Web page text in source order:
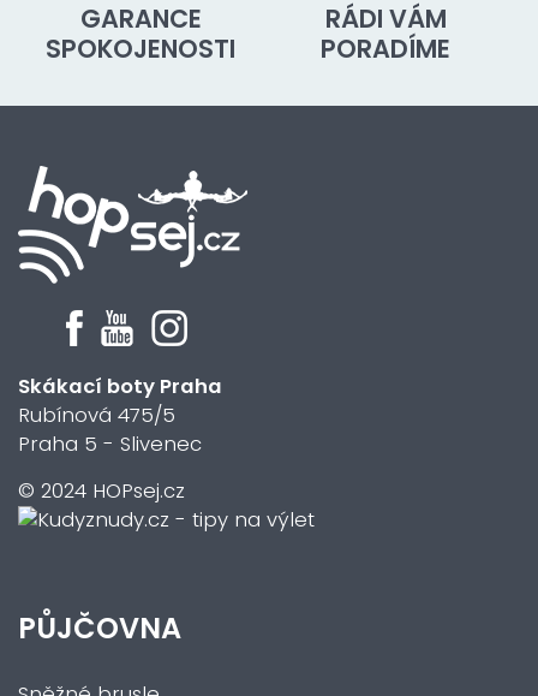
GARANCE
SPOKOJENOSTI
RÁDI VÁM
PORADÍME
Skákací boty Praha
Rubínová 475/5
Praha 5 - Slivenec
© 2024 HOPsej.cz
PŮJČOVNA